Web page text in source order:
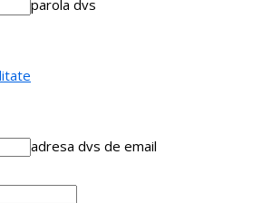
parola dvs
adresa dvs de email